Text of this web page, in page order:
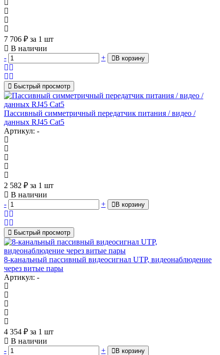
7 706 ₽ за 1 шт
В наличии
-
+ В корзину
Быстрый просмотр
Пассивный симметричный передатчик питания / видео /
данных RJ45 Cat5
Артикул: -
2 582 ₽ за 1 шт
В наличии
-
+ В корзину
Быстрый просмотр
8-канальный пассивный видеосигнал UTP, видеонаблюдение
через витые пары
Артикул: -
4 354 ₽ за 1 шт
В наличии
-
+ В корзину